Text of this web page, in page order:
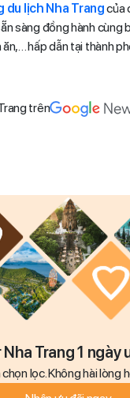
du lịch Nha Trangcủa
sàng đồng hành cùng
hấp dẫn tại thành
trên
Nha Trang 1 ngày
lọc. Không hài lòng